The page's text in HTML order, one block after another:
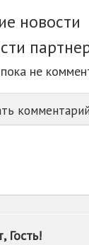
новости
не
Гость!